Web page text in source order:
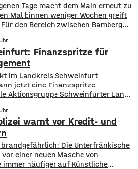
Tage macht dem Main erneut zu
Mal binnen weniger Wochen greift
den Bereich zwischen Bamberg
von drei Warnstufen. Zwar gibt es
im Wasser noch keine
die Wassertemperatur
Finanzspritze für
im Landkreis Schweinfurt
jetzt eine Finanzspritze
Aktionsgruppe Schweinfurter Land
Bürger, Vereine und Organisationen.
Entwicklungszielen des Landkreises
des Schweinfurter
sind:
Zusammenhalt,
warnt vor Kredit- und
Die Unterfränkische
einer neuen Masche von
immer häufiger auf Künstliche